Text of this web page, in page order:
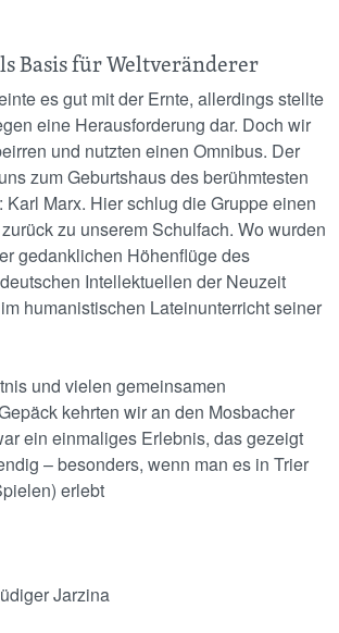
Basis für Weltveränderer
es gut mit der Ernte, allerdings stellte
eine Herausforderung dar. Doch wir
und nutzten einen Omnibus. Der
zum Geburtshaus des berühmtesten
Karl Marx. Hier schlug die Gruppe einen
zu unserem Schulfach. Wo wurden
gedanklichen Höhenflüge des
Intellektuellen der Neuzeit
humanistischen Lateinunterricht seiner
und vielen gemeinsamen
kehrten wir an den Mosbacher
ein einmaliges Erlebnis, das gezeigt
– besonders, wenn man es in Trier
erlebt
Jarzina